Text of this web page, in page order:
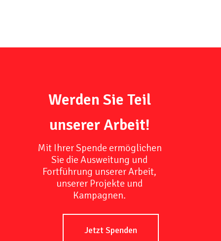
Werden Sie Teil
unserer Arbeit!
Mit Ihrer Spende ermöglichen
Sie die Ausweitung und
Fortführung unserer Arbeit,
unserer Projekte und
Kampagnen.
Jetzt Spenden